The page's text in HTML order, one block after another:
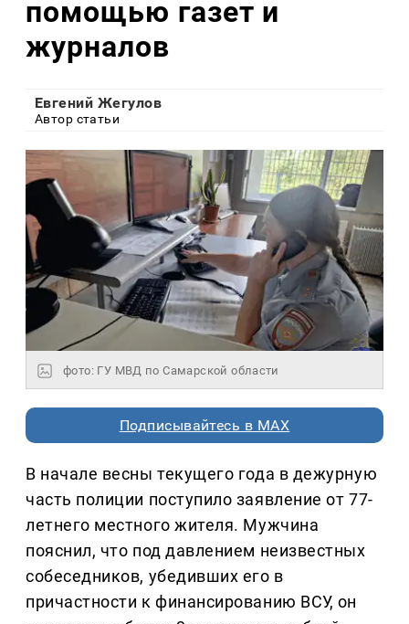
помощью газет и
журналов
Евгений Жегулов
Автор статьи
фото: ГУ МВД по Самарской области
Подписывайтесь в MAX
В начале весны текущего года в дежурную
часть полиции поступило заявление от 77-
летнего местного жителя. Мужчина
пояснил, что под давлением неизвестных
собеседников, убедивших его в
причастности к финансированию ВСУ, он